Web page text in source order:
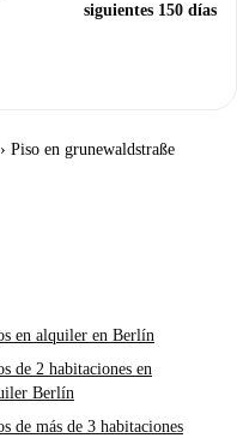
siguientes 150 días
› Piso en grunewaldstraße
en alquiler en Berlín
de 2 habitaciones en
Berlín
de más de 3 habitaciones